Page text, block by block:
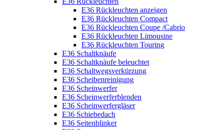
E36 Rückleuchten anzeigen
E36 Rückleuchten Compact
E36 Rückleuchten Coupe /Cabrio
E36 Rückleuchten Limousine
E36 Rückleuchten Touring
E36 Schaltknäufe
E36 Schaltknäufe beleuchtet
E36 Schaltwegsverkürzung
E36 Scheibenreinigung
E36 Scheinwerfer
E36 Scheinwerferblenden
E36 Scheinwerfergläser
E36 Schiebedach
E36 Seitenblinker